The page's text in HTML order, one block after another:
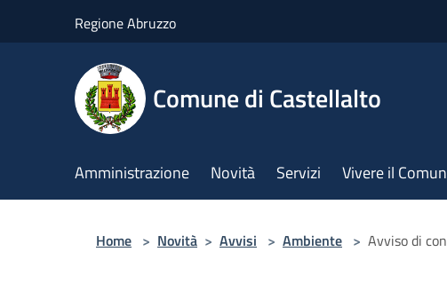
Regione Abruzzo
Comune di Castellalto
Amministrazione Novità Servizi Vivere il
Home > Novità > Avvisi > Ambiente > Avviso di